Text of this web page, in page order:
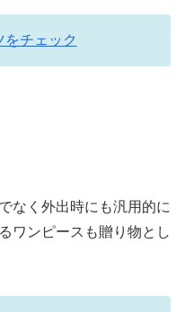
をチェック
なく外出時にも汎用的に
ワンピースも贈り物とし